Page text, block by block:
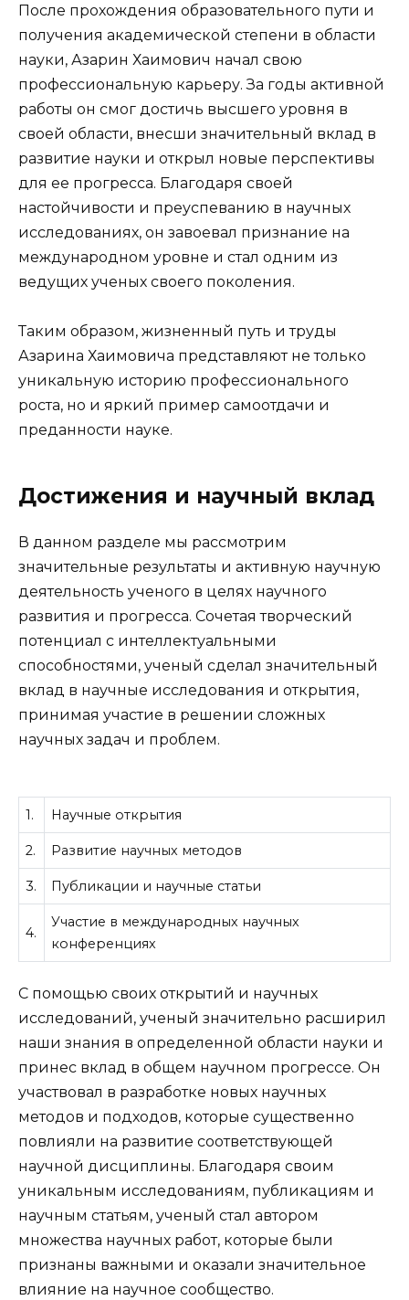
После прохождения образовательного пути и
получения академической степени в области
науки, Азарин Хаимович начал свою
профессиональную карьеру. За годы активной
работы он смог достичь высшего уровня в
своей области, внесши значительный вклад в
развитие науки и открыл новые перспективы
для ее прогресса. Благодаря своей
настойчивости и преуспеванию в научных
исследованиях, он завоевал признание на
международном уровне и стал одним из
ведущих ученых своего поколения.
Таким образом, жизненный путь и труды
Азарина Хаимовича представляют не только
уникальную историю профессионального
роста, но и яркий пример самоотдачи и
преданности науке.
Достижения и научный вклад
В данном разделе мы рассмотрим
значительные результаты и активную научную
деятельность ученого в целях научного
развития и прогресса. Сочетая творческий
потенциал с интеллектуальными
способностями, ученый сделал значительный
вклад в научные исследования и открытия,
принимая участие в решении сложных
научных задач и проблем.
1. Научные открытия
2. Развитие научных методов
3. Публикации и научные статьи
4.
Участие в международных научных
конференциях
С помощью своих открытий и научных
исследований, ученый значительно расширил
наши знания в определенной области науки и
принес вклад в общем научном прогрессе. Он
участвовал в разработке новых научных
методов и подходов, которые существенно
повлияли на развитие соответствующей
научной дисциплины. Благодаря своим
уникальным исследованиям, публикациям и
научным статьям, ученый стал автором
множества научных работ, которые были
признаны важными и оказали значительное
влияние на научное сообщество.